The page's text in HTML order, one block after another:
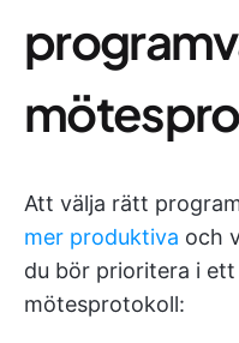
Att välja rätt
mer produktiva och
du bör prioritera i
mötesprotokoll: